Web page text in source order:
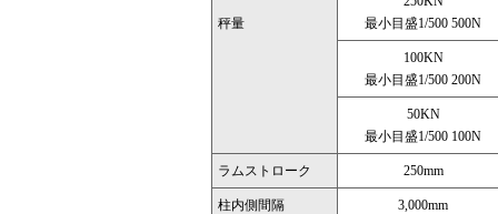
秤量
最小目盛1/500 500N
100KN
最小目盛1/500 200N
50KN
最小目盛1/500 100N
ラムストローク 250mm
柱内側間隔 3,000mm